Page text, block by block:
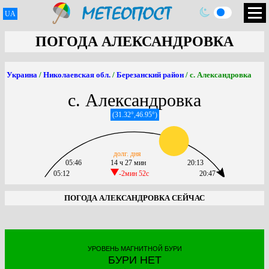
UA
ПОГОДА АЛЕКСАНДРОВКА
Украина / Николаевская обл. / Березанский район / с. Александровка
с. Александровка
(31.32°,46.95°)
05:12
05:46
14 ч 27 мин
-2мин 52c
долг. дня
20:47
20:13
ПОГОДА АЛЕКСАНДРОВКА СЕЙЧАС
УРОВЕНЬ МАГНИТНОЙ БУРИ
БУРИ НЕТ